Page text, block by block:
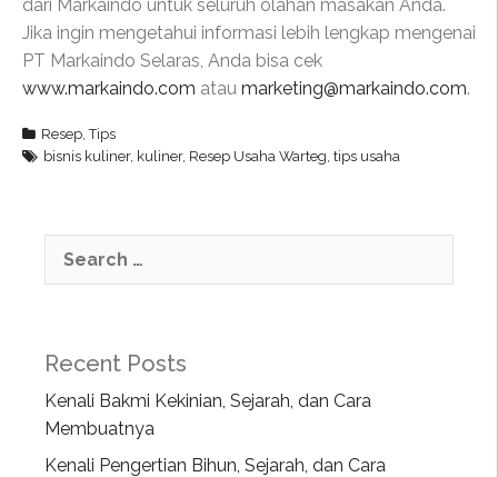
dari Markaindo untuk seluruh olahan masakan Anda.
Jika ingin mengetahui informasi lebih lengkap mengenai
PT Markaindo Selaras, Anda bisa cek
www.markaindo.com atau marketing@markaindo.com.
Resep,Tips
bisnis kuliner, kuliner, Resep Usaha Warteg, tips usaha
Recent Posts
Kenali Bakmi Kekinian, Sejarah, dan Cara
Membuatnya
Kenali Pengertian Bihun, Sejarah, dan Cara